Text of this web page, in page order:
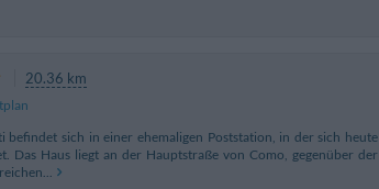
20.36 km
befindet sich in einer ehemaligen Poststation, in der sich heute
Das Haus liegt an der Hauptstraße von Como, gegenüber der